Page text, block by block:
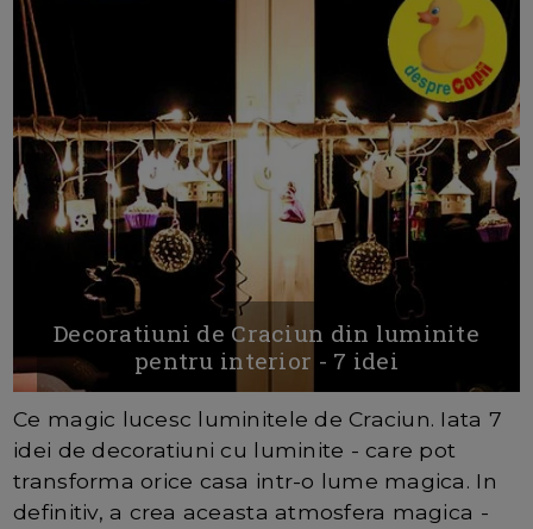
Decoratiuni de Craciun din luminite
pentru interior - 7 idei
Ce magic lucesc luminitele de Craciun. Iata 7
idei de decoratiuni cu luminite - care pot
transforma orice casa intr-o lume magica. In
definitiv, a crea aceasta atmosfera magica -